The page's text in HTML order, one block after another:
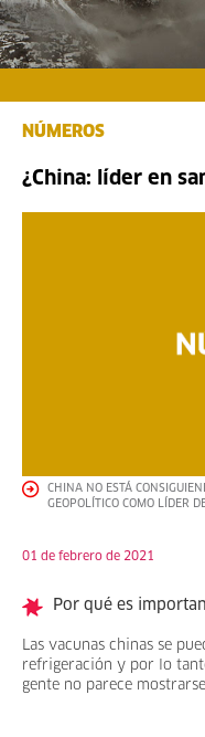
NÚMEROS
¿China: líder en
CHINA NO ESTÁ
GEOPOLÍTICO COMO LÍDER
01 de febrero de 2021
Por qué es
Las vacunas chinas se
refrigeración y por lo
gente no parece